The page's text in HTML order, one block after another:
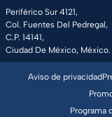
Periférico Sur 4121,
Col. Fuentes Del Pedregal,
C.P. 14141,
Ciudad De México, México.
Aviso de privacidad
Programa